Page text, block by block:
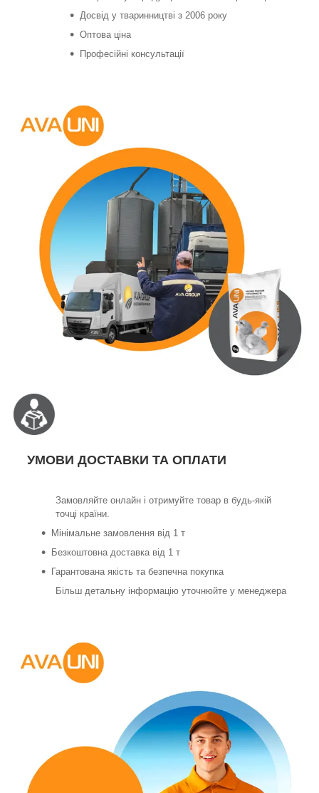
Досвід у тваринництві з 2006 року
Оптова ціна
Професійні консультації
УМОВИ ДОСТАВКИ ТА ОПЛАТИ
Замовляйте онлайн і отримуйте товар в будь-якій
точці країни.
Мінімальне замовлення від 1 т
Безкоштовна доставка від 1 т
Гарантована якість та безпечна покупка
Більш детальну інформацію уточнюйте у менеджера